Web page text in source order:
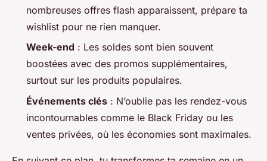
nombreuses offres flash apparaissent, prépare ta
wishlist pour ne rien manquer.
Week-end : Les soldes sont bien souvent
boostées avec des promos supplémentaires,
surtout sur les produits populaires.
Événements clés : N’oublie pas les rendez-vous
incontournables comme le Black Friday ou les
ventes privées, où les économies sont maximales.